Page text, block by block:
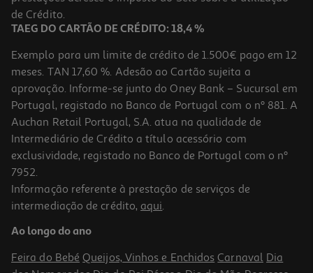
de Crédito.
TAEG DO CARTÃO DE CRÉDITO: 18,4 %
Exemplo para um limite de crédito de 1.500€ pago em 12
meses. TAN 17,60 %. Adesão ao Cartão sujeita a
aprovação. Informe-se junto do Oney Bank – Sucursal em
Portugal, registado no Banco de Portugal com o nº 881. A
Auchan Retail Portugal, S.A. atua na qualidade de
Intermediário de Crédito a título acessório com
exclusividade, registado no Banco de Portugal com o nº
7952.
Informação referente à prestação de serviços de
intermediação de crédito, aqui.
Ao longo do ano
Feira do Bebé Queijos, Vinhos e Enchidos Carnaval Dia